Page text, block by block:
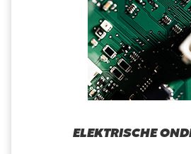
ELEKTRISCHE